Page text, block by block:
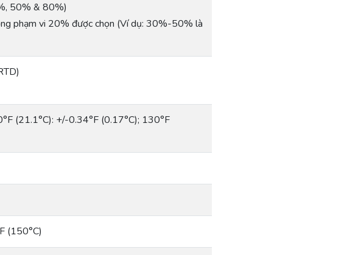
50% & 80%)
phạm vi 20% được chọn (Ví dụ: 30%-50% là
(21.1°C): +/-0.34°F (0.17°C); 130°F
(150°C)